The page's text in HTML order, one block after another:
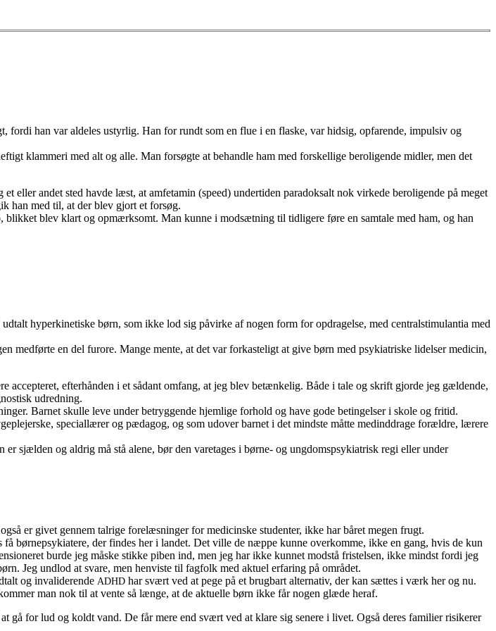
han var aldeles ustyrlig. Han for rundt som en flue i en flaske, var hidsig, opfarende, impulsiv og
klammeri med alt og alle. Man forsøgte at behandle ham med forskellige beroligende midler, men det
eller andet sted havde læst, at amfetamin (speed) undertiden paradoksalt nok virkede beroligende på meget
han med til, at der blev gjort et forsøg.
blev klart og opmærksomt. Man kunne i modsætning til tidligere føre en samtale med ham, og han
hyperkinetiske børn, som ikke lod sig påvirke af nogen form for opdragelse, med centralstimulantia med
medførte en del furore. Mange mente, at det var forkasteligt at give børn med psykiatriske lidelser medicin,
efterhånden i et sådant omfang, at jeg blev betænkelig. Både i tale og skrift gjorde jeg gældende,
udredning.
Barnet skulle leve under betryggende hjem­lige forhold og have gode betingelser i skole og fritid.
speciallærer og pædagog, og som udover barnet i det mindste måtte medinddrage forældre, lærere
sjælden og aldrig må stå alene, bør den varetages i børne- og ungdomspsykiatrisk regi eller under
er givet gennem talrige forelæsninger for medicinske studenter, ikke har båret megen frugt.
børnepsykiatere, der findes her i landet. Det ville de næppe kunne overkomme, ikke en gang, hvis de kun
burde jeg måske stikke piben ind, men jeg har ikke kunnet modstå fristelsen, ikke mindst fordi jeg
Jeg undlod at svare, men henviste til fagfolk med aktuel erfaring på området.
og invaliderende ADHD har svært ved at pege på et brugbart alternativ, der kan sættes i værk her og nu.
man nok til at vente så længe, at de aktuelle børn ikke får nogen glæde heraf.
for lud og koldt vand. De får mere end svært ved at klare sig senere i livet. Også deres familier risikerer